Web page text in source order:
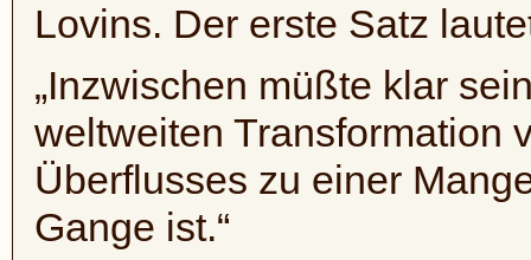
Lovins. Der erste Satz
„Inzwischen müßte klar
weltweiten Transformation
Überflusses zu einer
Gange ist.“